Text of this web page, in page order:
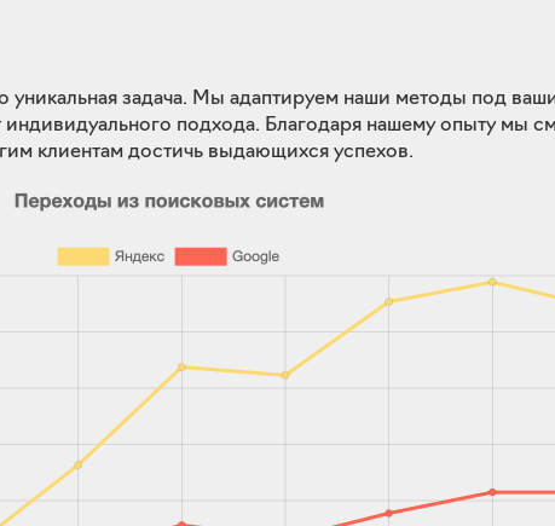
уникальная задача. Мы адаптируем наши методы под
подхода. Благодаря нашему опыту мы
клиентам достичь выдающихся успехов.